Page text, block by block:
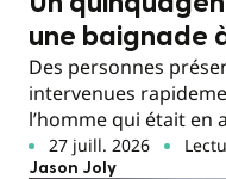
une baignade
Des personnes
intervenues
l’homme qui était
27 juill. 2026
Jason Joly